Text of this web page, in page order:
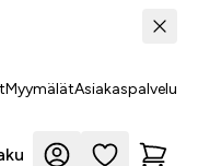
MyymälätAsiakaspalvelu